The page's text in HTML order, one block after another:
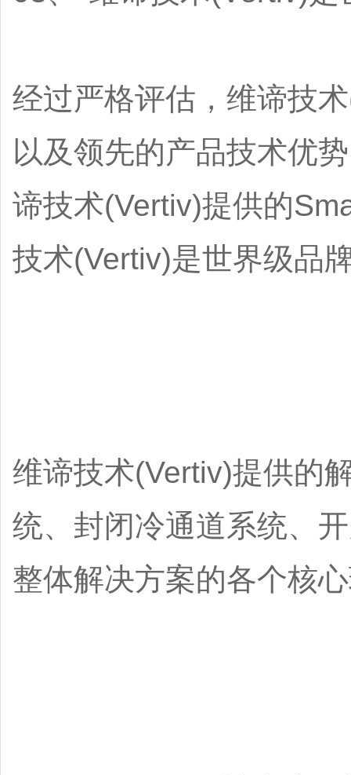
经过严格评估，维谛技
以及领先的产品技术优
谛技术(Vertiv)提供的
技术(Vertiv)是世界级品
维谛技术(Vertiv)提供的
统、封闭冷通道系统、
整体解决方案的各个核